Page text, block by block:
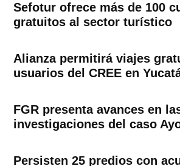
Sefotur ofrece más de 100
gratuitos al sector turístico
Alianza permitirá viajes
usuarios del CREE en
FGR presenta avances en
investigaciones del caso
Persisten 25 predios con